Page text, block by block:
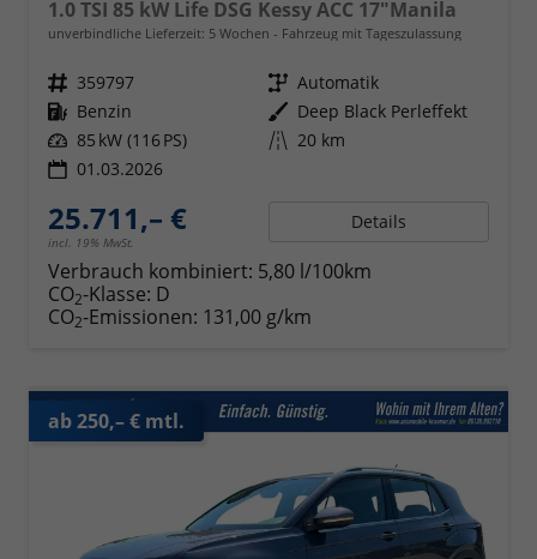
1.0 TSI 85 kW Life DSG Kessy ACC 17"Manila
unverbindliche Lieferzeit: 5 Wochen Fahrzeug mit Tageszulassung
Fahrzeugnr. 359797 Getriebe Automatik
Kraftstoff Benzin Außenfarbe Deep Black Perleffekt
Leistung 85 kW (116 PS) Kilometerstand 20 km
01.03.2026
25.711,– €
incl. 19% MwSt.
Details
Verbrauch kombiniert: 5,80 l/100km
CO2-Klasse: D
CO2-Emissionen: 131,00 g/km
ab 250,– € mtl.